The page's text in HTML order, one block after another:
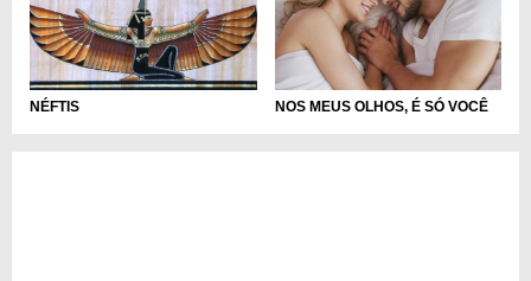
NÉFTIS NOS MEUS OLHOS, É SÓ VOCÊ